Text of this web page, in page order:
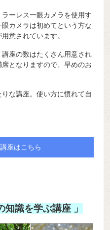
ーレス一眼カメラを使用す
カメラは初めてという方な
意されています。
座の数はたくさん用意され
となりますので、早めのお
な講座。使い方に慣れて自
座はこちら
識を学ぶ講座 」